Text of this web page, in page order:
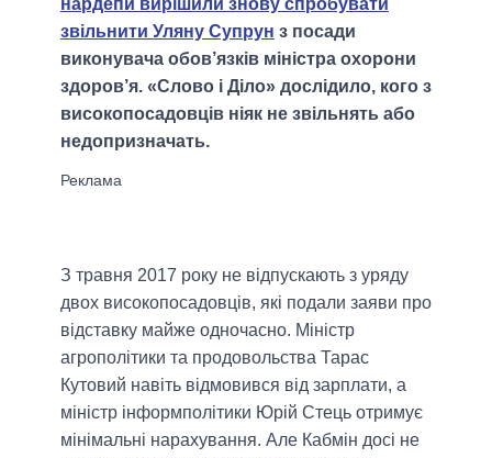
звільнити Уляну Супрун з посади
виконувача обов’язків міністра охорони
здоров’я. «Слово і Діло» дослідило, кого з
високопосадовців ніяк не звільнять або
недопризначать.
З травня 2017 року не відпускають з уряду
двох високопосадовців, які подали заяви про
відставку майже одночасно. Міністр
агрополітики та продовольства Тарас
Кутовий навіть відмовився від зарплати, а
міністр інформполітики Юрій Стець отримує
мінімальні нарахування. Але Кабмін досі не